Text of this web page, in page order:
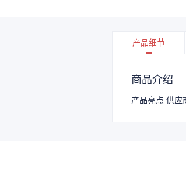
产品细节
商品介绍
产品亮点 供应